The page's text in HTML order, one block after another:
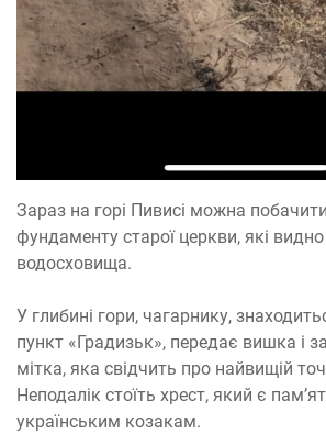
Зараз на горі Пивисі можна
фундаменту старої церкви, які видно
водосховища.
У глибині гори, чагарнику,
пункт «Градизьк», передає вишка і
мітка, яка свідчить про найвищій
Неподалік стоїть хрест, який є
українським козакам.